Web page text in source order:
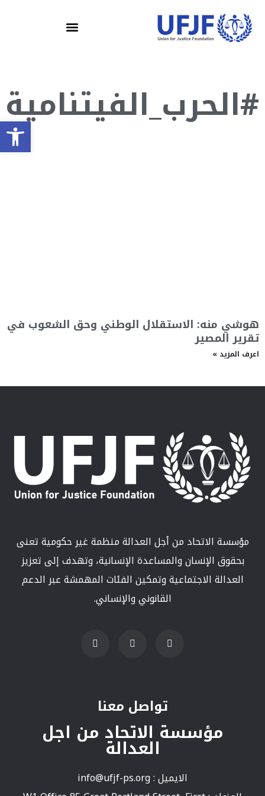
#الحرب_الفيتنامية
هوشي منه: الاستقلال الوطني وحق الشعوب في
تقرير المصير
اعرف المزيد »
مؤسسة الاتحاد من أجل العدالة منظمة غير حكومية تعنى
بحقوق الإنسان والمساعدة الإنسانية، وتهدف إلى تعزيز
العدالة الاجتماعية وتمكين الفئات المهمشة عبر الدعم
القانوني والإنساني.
تواصل معنا
مؤسسة الاتحاد من اجل
العدالة
الايميل :info@ufjf-ps.org